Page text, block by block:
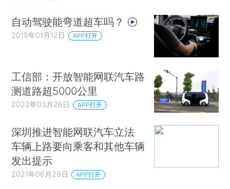
自动驾驶能弯道超车吗？
2019年01月12日 APP打开
工信部：开放智能网联汽车路
测道路超5000公里
2022年03月26日 APP打开
深圳推进智能网联汽车立法
车辆上路要向乘客和其他车辆
发出提示
2021年06月29日 APP打开